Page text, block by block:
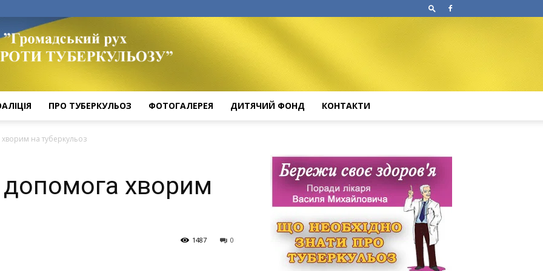
ПРО ТУБЕРКУЛЬОЗ ФОТОГАЛЕРЕЯ ДИТЯЧИЙ ФОНД КОНТАКТИ
на туберкульоз
хворим
0
1487